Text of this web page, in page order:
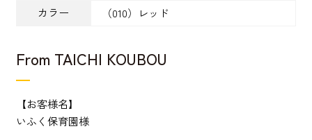
カラー （010）レッド
From TAICHI KOUBOU
【お客様名】
いふく保育園様